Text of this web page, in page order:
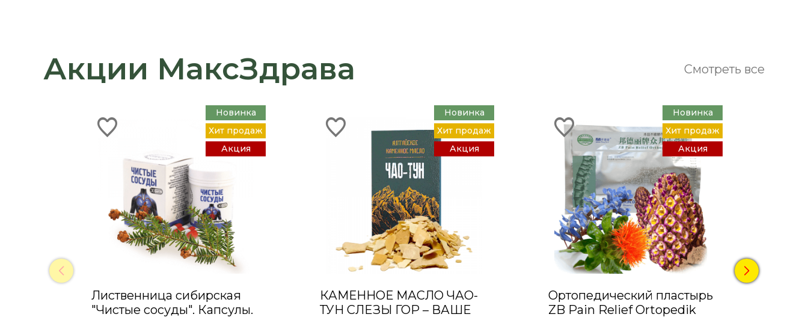
Акции МаксЗдрава Смотреть все
Новинка
Хит продаж
Акция
Лиственница сибирская
"Чистые сосуды". Капсулы.
Новинка
Хит продаж
Акция
КАМЕННОЕ МАСЛО ЧАО-
ТУН СЛЕЗЫ ГОР – ВАШЕ
Новинка
Хит продаж
Акция
Ортопедический пластырь
ZB Pain Relief Ortopedik